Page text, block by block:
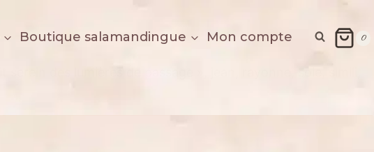
Boutique salamandingue Mon compte 0